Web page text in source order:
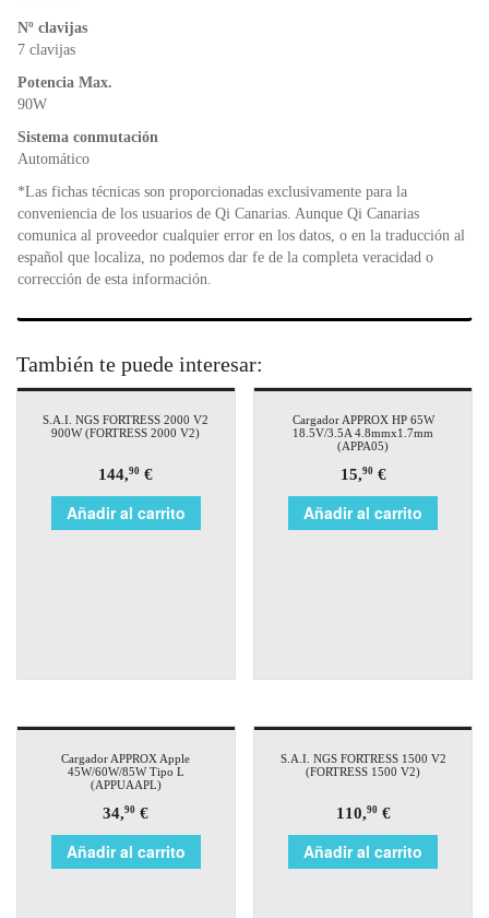
Nº clavijas
7 clavijas
Potencia Max.
90W
Sistema conmutación
Automático
*Las fichas técnicas son proporcionadas exclusivamente para la
conveniencia de los usuarios de Qi Canarias. Aunque Qi Canarias
comunica al proveedor cualquier error en los datos, o en la traducción al
español que localiza, no podemos dar fe de la completa veracidad o
corrección de esta información.
También te puede interesar:
S.A.I. NGS FORTRESS 2000 V2
900W (FORTRESS 2000 V2)
144,90 €
Añadir al carrito
Cargador APPROX HP 65W
18.5V/3.5A 4.8mmx1.7mm
(APPA05)
15,90€
Añadir al carrito
Cargador APPROX Apple
45W/60W/85W Tipo L
(APPUAAPL)
34,90 €
Añadir al carrito
S.A.I. NGS FORTRESS 1500 V2
(FORTRESS 1500 V2)
110,90€
Añadir al carrito